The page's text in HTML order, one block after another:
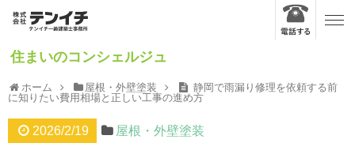
住まいのコンシェルジュ
ホーム 屋根・外壁塗装
静岡で雨漏り修理を依頼する前
に知りたい費用相場と正しい工事の進め方
2026/2/19 屋根・外壁塗装